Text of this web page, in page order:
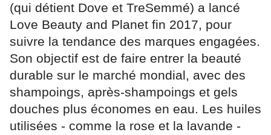
(qui détient Dove et TreSemmé) a lancé
Love Beauty and Planet fin 2017, pour
suivre la tendance des marques engagées.
Son objectif est de faire entrer la beauté
durable sur le marché mondial, avec des
shampoings, après-shampoings et gels
douches plus économes en eau. Les huiles
utilisées - comme la rose et la lavande -